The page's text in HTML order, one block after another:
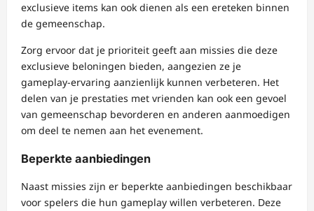
exclusieve items kan ook dienen als een ereteken binnen
de gemeenschap.
Zorg ervoor dat je prioriteit geeft aan missies die deze
exclusieve beloningen bieden, aangezien ze je
gameplay-ervaring aanzienlijk kunnen verbeteren. Het
delen van je prestaties met vrienden kan ook een gevoel
van gemeenschap bevorderen en anderen aanmoedigen
om deel te nemen aan het evenement.
Beperkte aanbiedingen
Naast missies zijn er beperkte aanbiedingen beschikbaar
voor spelers die hun gameplay willen verbeteren. Deze